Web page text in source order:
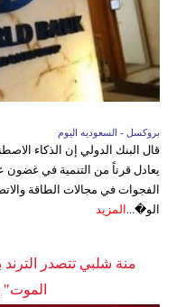
بروكسل - السعوديه اليوم
قال البنك الدولي إن الذكاء
يعادل قرناً من التنمية في
الفجوات في مجالات الطاقة
الو�... المزيد
منة شلبي تتصدر الترند
الموت"